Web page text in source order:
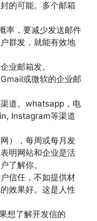
的可能。多个邮箱
率，要减少发送邮件
群发，就能有效地
业邮箱发。
或微软的企业邮
道。whatsapp，电
Instagram等渠道
），每周或每月发
明网站和企业是活
了解你。
信任，不如提供材
效果好。这是人性
想了解开发信的